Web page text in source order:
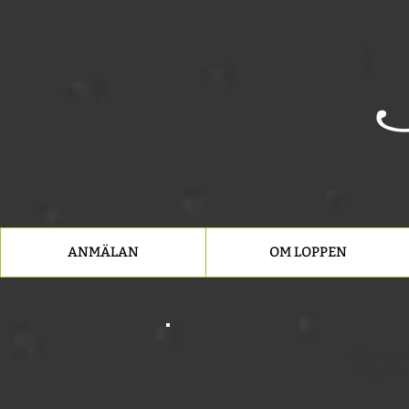
ANMÄLAN OM LOPPEN